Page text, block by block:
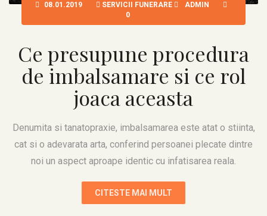
08.01.2019 SERVICII FUNERARE
ADMIN
0
Ce presupune procedura
de imbalsamare si ce rol
joaca aceasta
Denumita si tanatopraxie, imbalsamarea este atat o stiinta,
cat si o adevarata arta, conferind persoanei plecate dintre
noi un aspect aproape identic cu infatisarea reala.
CITESTE MAI MULT